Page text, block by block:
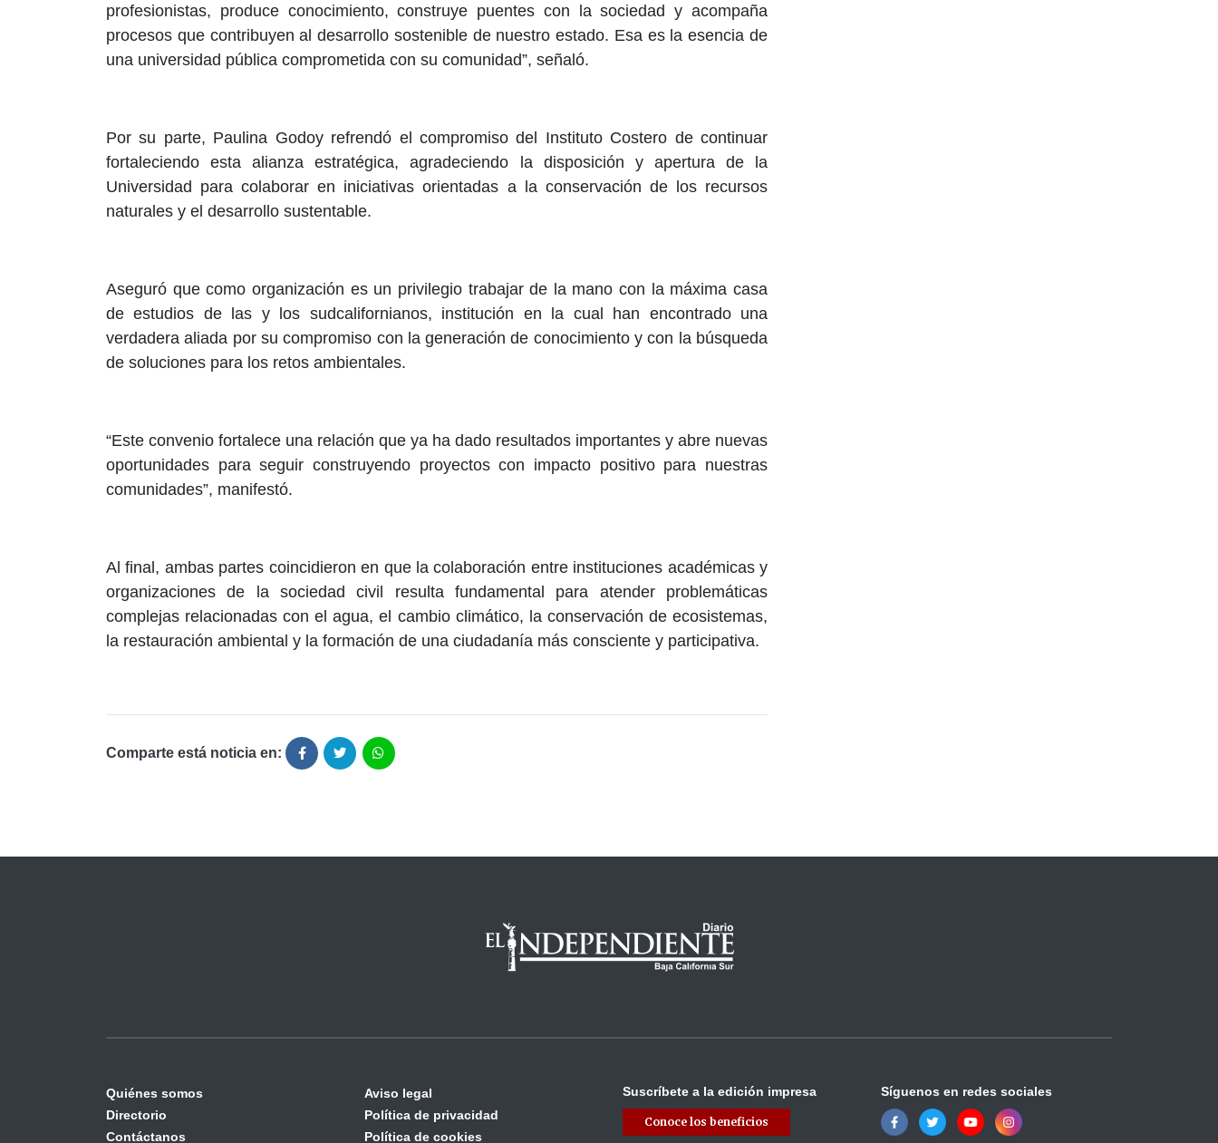
profesionistas, produce conocimiento, construye puentes con la sociedad y acompaña
procesos que contribuyen al desarrollo sostenible de nuestro estado. Esa es la esencia de
una universidad pública comprometida con su comunidad”, señaló.
Por su parte, Paulina Godoy refrendó el compromiso del Instituto Costero de continuar
fortaleciendo esta alianza estratégica, agradeciendo la disposición y apertura de la
Universidad para colaborar en iniciativas orientadas a la conservación de los recursos
naturales y el desarrollo sustentable.
Aseguró que como organización es un privilegio trabajar de la mano con la máxima casa
de estudios de las y los sudcalifornianos, institución en la cual han encontrado una
verdadera aliada por su compromiso con la generación de conocimiento y con la búsqueda
de soluciones para los retos ambientales.
“Este convenio fortalece una relación que ya ha dado resultados importantes y abre nuevas
oportunidades para seguir construyendo proyectos con impacto positivo para nuestras
comunidades”, manifestó.
Al final, ambas partes coincidieron en que la colaboración entre instituciones académicas y
organizaciones de la sociedad civil resulta fundamental para atender problemáticas
complejas relacionadas con el agua, el cambio climático, la conservación de ecosistemas,
la restauración ambiental y la formación de una ciudadanía más consciente y participativa.
Comparte está noticia en:
Quiénes somos
Directorio
Contáctanos
Aviso legal
Política de privacidad
Política de cookies
Suscríbete a la edición impresa
Conoce los beneficios
Síguenos en redes sociales